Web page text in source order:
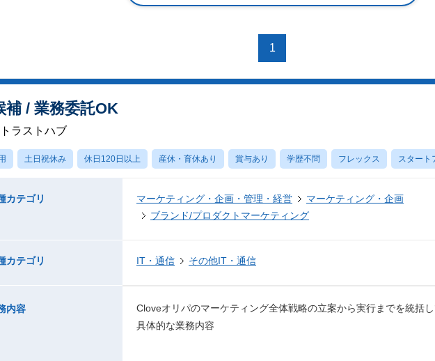
1
補 / 業務委託OK
ラストハブ
土日祝休み 休日120日以上 産休・育休あり 賞与あり 学歴不問 フレックス スタート
カテゴリ マーケティング・企画・管理・経営
マーケティング・企画
ブランド/プロダクトマーケティング
カテゴリ IT・通信 その他IT・通信
内容
Cloveオリパのマーケティング全体戦略の立案から実行までを統括し
具体的な業務内容